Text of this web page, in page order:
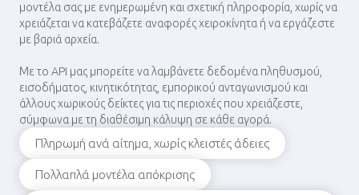
Πληρωμή ανά αίτημα, χωρίς κλειστές άδειες
Πολλαπλά μοντέλα απόκρισης
μοντέλα σας με ενημερωμένη και σχετική πληροφορία, χωρίς να
χρειάζεται να κατεβάζετε αναφορές χειροκίνητα ή να εργάζεστε
με βαριά αρχεία.
Με το API μας μπορείτε να λαμβάνετε δεδομένα πληθυσμού,
εισοδήματος, κινητικότητας, εμπορικού ανταγωνισμού και
άλλους χωρικούς δείκτες για τις περιοχές που χρειάζεστε,
σύμφωνα με τη διαθέσιμη κάλυψη σε κάθε αγορά.